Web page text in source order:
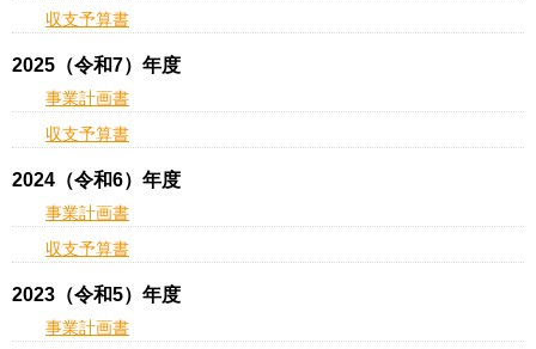
収支予算書
2025（令和7）年度
事業計画書
収支予算書
2024（令和6）年度
事業計画書
収支予算書
2023（令和5）年度
事業計画書